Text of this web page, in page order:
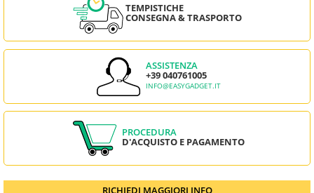
TEMPISTICHE
CONSEGNA & TRASPORTO
ASSISTENZA
+39 040761005
INFO@EASYGADGET.IT
PROCEDURA
D'ACQUISTO E PAGAMENTO
RICHIEDI MAGGIORI INFO